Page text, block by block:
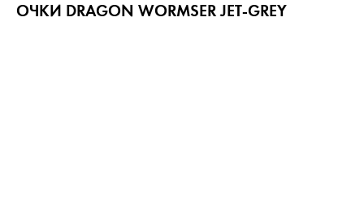
ОЧКИ DRAGON WORMSER JET-GREY